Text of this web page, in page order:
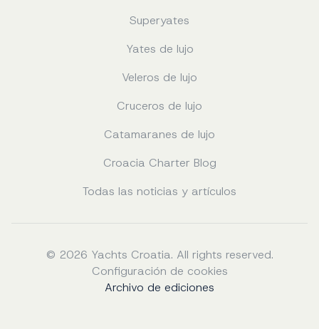
Superyates
Yates de lujo
Veleros de lujo
Cruceros de lujo
Catamaranes de lujo
Croacia Charter Blog
Todas las noticias y artículos
© 2026 Yachts Croatia. All rights reserved.
Configuración de cookies
Archivo de ediciones